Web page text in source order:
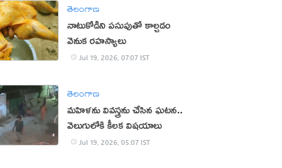
తెలంగాణ
నాటుకోడిని పసుపుతో కాల్చడం
వెనుక రహస్యాలు
Jul 19, 2026, 07:07 IST
తెలంగాణ
మహిళను వివస్త్రను చేసిన ఘటన..
వెలుగులోకి కీలక విషయాలు
Jul 19, 2026, 05:07 IST